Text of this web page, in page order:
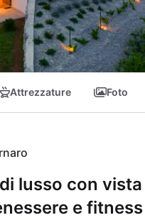
Attrezzature Foto
lusso con
e